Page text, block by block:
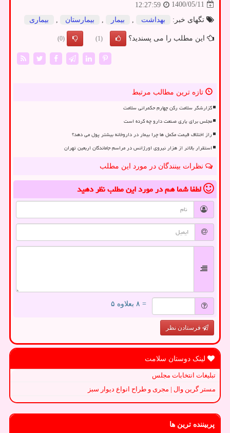
1400/05/11
12:27:59
تگهای خبر:
بهداشت بیمار بیمارستان بیماری
این مطلب را می پسندید؟ (1)
(0)
تازه ترین مطالب مرتبط
گزارشگر سلامت رکن چهارم حکمرانی سلامت
مجلس برای یاری صنعت دارو چه کرده است
راز اختلاف قیمت مکمل ها چرا بیمار در داروخانه بیشتر پول می دهد؟
استقرار بالاتر از هزار نیروی اورژانس در مراسم جاماندگان اربعین تهران
نظرات بینندگان در مورد این مطلب
لطفا شما همدر مورد این مطلبنظر دهید
= ۸ بعلاوه ۵
فرستادن نظر
لینک دوستان سلامت
تبلیغات انتخابات مجلس
مستر گرین وال | مجری و طراح انواع دیوار سبز
پربیننده ترین ها